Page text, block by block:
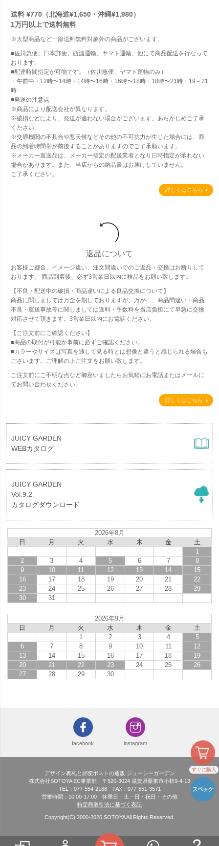
すぐに購入
送料 ¥770（北海道¥1,650・沖縄¥1,980）
1万円以上で送料無料
※大型商品など一部送料無料対象外の商品がございます。
■佐川急便、日本郵便、西濃運輸、ヤマト運輸、他にて商品配送を行なって
おります。
■配達時間指定が可能です。（佐川急便、ヤマト運輸のみ）
・午前中・12時〜14時・14時〜16時・16時〜18時・18時〜21時・19～21
時
■発送の注意点
※商品により配送会社が異なります。
※破損などにより、発送が適わない場合がございます。あらかじめご了承
ください。
※交通機関の不具合や悪天候などその他の不可抗力が生じた場合には、商
品の到着時間帯が前後することがありますのでご了承願います。
※メーカー直送品は、メーカー指定の配送業者となり日時指定が承れない
場合があります。また、当店からの納品書はお届けしていません。
ご了承ください。
詳しくはこちら
返品について
お客様ご都合、イメージ違い、注文間違いでのご返品・交換はお断りして
おります。 商品到着後、必ず3営業日以内に検品をお願い致します。
【不良・配送中の破損・商品違いによる良品交換について】
商品に関しましては万全を期しておりますが、万が一、商品間違い・商品
不良・運送事故等に関しましては送料・手数料を当店負担にて早急に交換
対応させて頂きます。3営業日以内にお電話ください。
【ご注文前にご確認ください】
■商品の取付が可能か事前に必ずご確認ください。
■カラーやサイズは写真を通して見る時とは想像と違うと感じられる場合も
ございます。ご理解の上ご注文をお願い致します。
ご注文前にご不明な点など御座いましたらお気軽にお電話またはメールに
てお問い合わせください。
詳しくはこちら
JUICY GARDEN
WEBカタログ
JUICY GARDEN
Vol.9.2
カタログダウンロード
2026年8月
日
月 火 水 木 金
土
1
2
3 4 5 6 7
8
9
10 11 12 13 14
15
16
17 18 19 20 21
22
23
24 25 26 27 28
29
30
31
2026年9月
日
月 火 水 木 金
土
1
2 3 4
5
6
7 8 9 10 11
12
13
14 15 16 17 18
19
20
21 22 23 24 25
26
27
28 29 30
facebook instagram
デザイン表札と郵便ポストの通販 ジューシーガーデン
株式会社SOTOYA EC事業部 〒520-3024 滋賀県栗東市小柿9-4-13
TEL：077-554-2186 FAX：077-551-3571
営業時間：10:00-17:00 休業日：土・日・祝日・その他
特定商取引法に基づく表記
Copyright(C) 2000-2026 SOTOYA All Rights Reserved.